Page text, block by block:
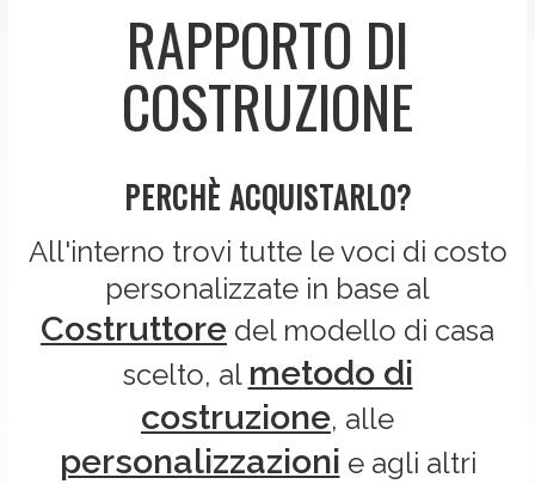
RAPPORTO DI
COSTRUZIONE
PERCHÈ ACQUISTARLO?
All'interno trovi tutte le voci di costo
personalizzate in base al
Costruttore del modello di casa
scelto, al metodo di
costruzione, alle
personalizzazioni e agli altri